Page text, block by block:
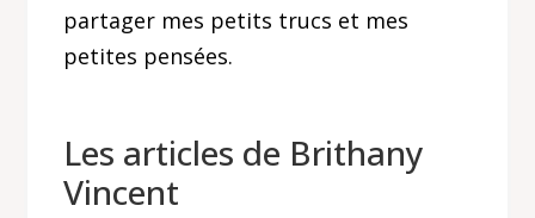
partager mes petits trucs et mes
petites pensées.
Les articles de Brithany
Vincent